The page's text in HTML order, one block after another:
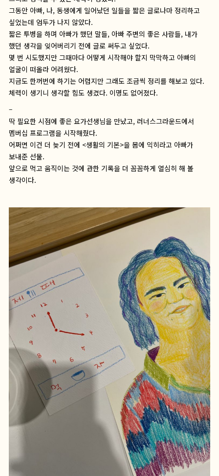
그동안 아빠, 나, 동생에게 일어났던 일들을 짧은 글로나마 정리하고
싶었는데 엄두가 나지 않았다.
짧은 투병을 하며 아빠가 했던 말들, 아빠 주변의 좋은 사람들, 내가
했던 생각을 잊어버리기 전에 글로 써두고 싶었다.
몇 번 시도했지만 그때마다 어떻게 시작해야 할지 막막하고 아빠의
얼굴이 떠올라 어려웠다.
지금도 한꺼번에 하기는 어렵지만 그래도 조금씩 정리를 해보고 있다.
체력이 생기니 생각할 힘도 생겼다. 이명도 없어졌다.
–
딱 필요한 시점에 좋은 요가선생님을 만났고, 러너스그라운드에서
멤버십 프로그램을 시작해줬다.
어쩌면 이건 더 늦기 전에 <생활의 기본>을 몸에 익히라고 아빠가
보내준 선물.
앞으로 먹고 움직이는 것에 관한 기록을 더 꼼꼼하게 열심히 해 볼
생각이다.